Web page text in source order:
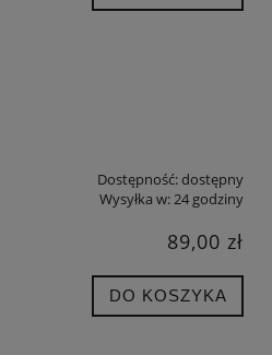
Dostępność:dostępny
Wysyłka w: 24 godziny
89,00 zł
DO KOSZYKA